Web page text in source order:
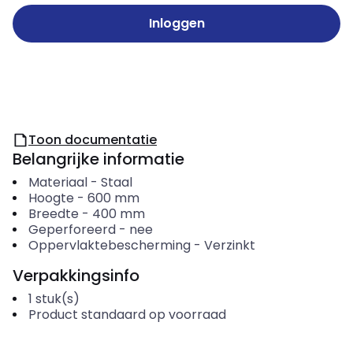
Inloggen
Toon documentatie
Belangrijke informatie
Materiaal- Staal
Hoogte - 600 mm
Breedte - 400 mm
Geperforeerd- nee
Oppervlaktebescherming- Verzinkt
Verpakkingsinfo
1 stuk(s)
Product standaard op voorraad